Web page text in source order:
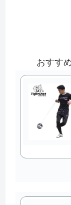
おすす